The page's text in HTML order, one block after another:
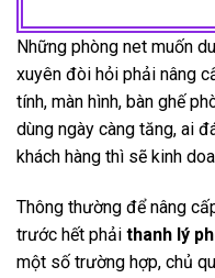
Những phòng net muốn
xuyên đòi hỏi phải nâng
tính, màn hình, bàn ghế
dùng ngày càng tăng, ai
khách hàng thì sẽ kinh
Thông thường để nâng
trước hết phải thanh lý
một số trường hợp, chủ